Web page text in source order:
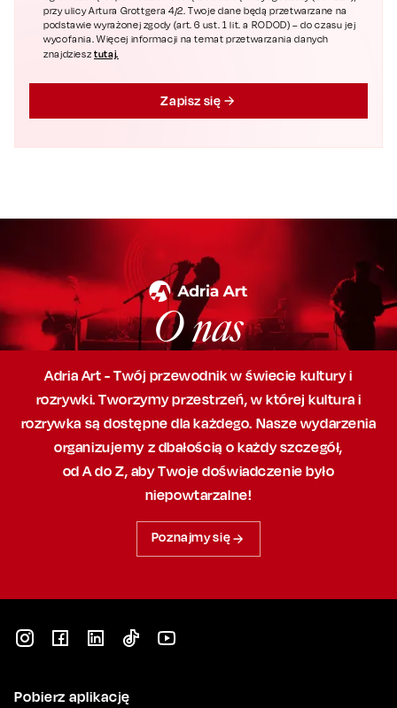
przy ulicy Artura Grottgera 4/2. Twoje dane będą przetwarzane na
podstawie wyrażonej zgody (art. 6 ust. 1 lit. a RODOD) – do czasu jej
wycofania. Więcej informacji na temat przetwarzania danych
znajdziesztutaj.
Zapisz się
O nas
Adria Art - Twój przewodnik w świecie kultury i
rozrywki. Tworzymy przestrzeń,w której kultura i
rozrywka są dostępne dla każdego. Nasze wydarzenia
organizujemy z dbałością o każdy szczegół,
od A do Z, abyTwoje doświadczenie było
niepowtarzalne!
Poznajmy się
Pobierz aplikację